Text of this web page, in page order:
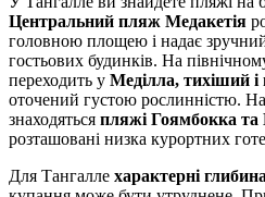
Центральний пляж Медакетія
головною площею і надає зручний
гостьових будинків. На
переходить у Меділла, тихіший
оточений густою рослинністю. На
знаходяться пляжі Гоямбокка та
розташовані низка курортних
Для Тангалле характерні